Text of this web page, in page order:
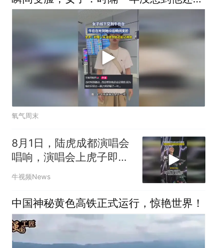
记得我
氧气周末
8月1日，陆虎成都演唱会
唱响，演唱会上虎子即兴
创作送歌迷
牛视频News
中国神秘黄色高铁正式运行，惊艳世界！